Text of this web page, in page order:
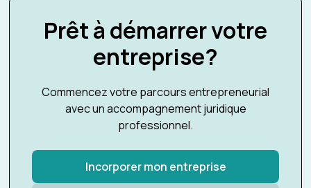
Prêt à démarrer votre
entreprise?
Commencez votre parcours entrepreneurial
avec un accompagnement juridique
professionnel.
Incorporer mon entreprise